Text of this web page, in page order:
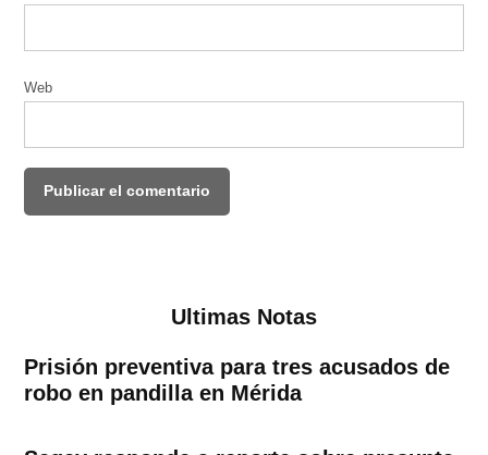
Web
Ultimas Notas
Prisión preventiva para tres acusados de
robo en pandilla en Mérida